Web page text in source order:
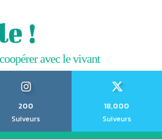
!
avec le vivant
200
Suiveurs
18,000
Suiveurs